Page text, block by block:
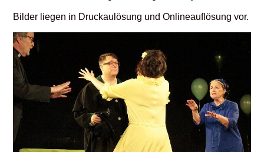
Bilder liegen in Druckaulösung und Onlineauflösung vor.